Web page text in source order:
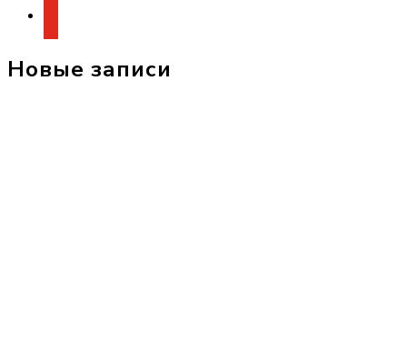
Новые записи